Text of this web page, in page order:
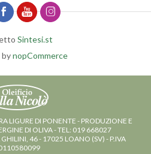
Sintesi.st
bynopCommerce
LIGURE DI PONENTE - PRODUZIONE E
DI OLIVA - TEL: 019 668027
46 - 17025 LOANO (SV) - P.IVA